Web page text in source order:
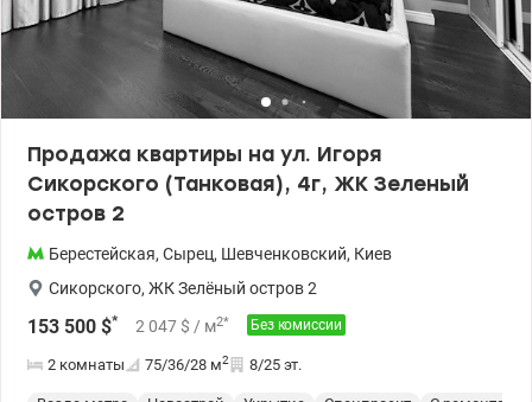
Продажа квартиры на ул. Игоря
Сикорского (Танковая), 4г, ЖК Зеленый
остров 2
Берестейская, Сырец, Шевченковский, Киев
Сикорского, ЖК Зелёный остров 2
153 500 $* 2 047 $ / м2* Без комиссии
2 комнаты 75/36/28 м2 8/25 эт.